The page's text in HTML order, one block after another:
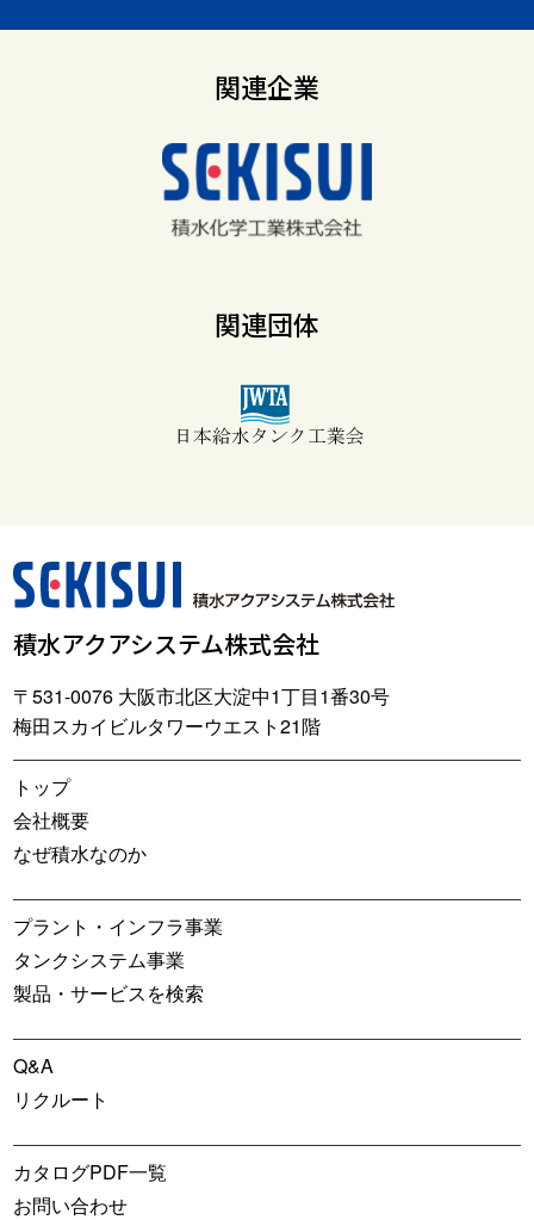
関連企業
関連団体
積水アクアシステム株式会社
〒531-0076 大阪市北区大淀中1丁目1番30号
梅田スカイビルタワーウエスト21階
トップ
会社概要
なぜ積水なのか
プラント・インフラ事業
タンクシステム事業
製品・サービスを検索
Q&A
リクルート
カタログPDF一覧
お問い合わせ